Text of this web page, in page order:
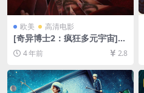
欧美 高清电影
[奇异博士2：疯狂多元宇宙]D
octor Strange in the Multiv
erse of Madness (2022)[百
度网盘+迅雷云盘资源1080P
超清未删减][MP4/8GB][中英
字幕]
4 年前 2.8